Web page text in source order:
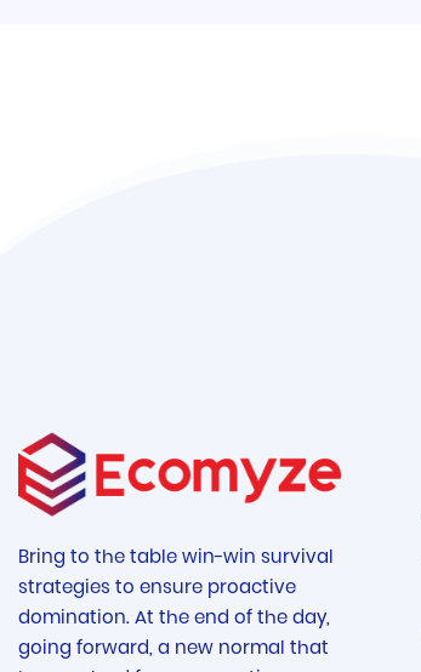
Bring to the table win-win survival
strategies to ensure proactive
domination. At the end of the day,
going forward, a new normal that